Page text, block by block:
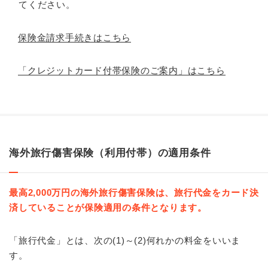
てください。
保険金請求手続きはこちら
「クレジットカード付帯保険のご案内」はこちら
海外旅行傷害保険（利用付帯）の適用条件
最高2,000万円の海外旅行傷害保険は、旅行代金をカード決
済していることが保険適用の条件となります。
「旅行代金」とは、次の(1)～(2)何れかの料金をいいま
す。